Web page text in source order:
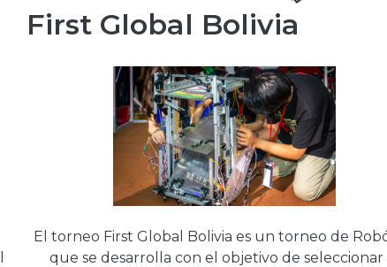
First Global Bolivia
El torneo First Global Bolivia es un torneo de
que se desarrolla con el objetivo de seleccionar